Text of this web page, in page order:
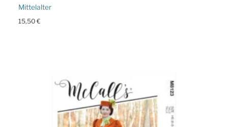
Mittelalter
15,50€